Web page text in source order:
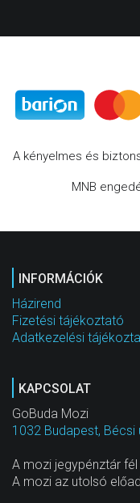
A kényelmes és
MNB
INFORMÁCIÓK
Házirend
Fizetési tájékoztató
Adatkezelési
KAPCSOLAT
GoBuda Mozi
1032 Budapest, Bécsi
A mozi jegypénztár
A mozi az utolsó